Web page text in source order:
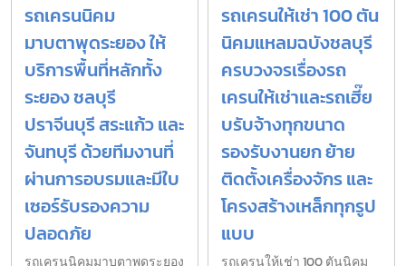
รถเครนนิคม
มาบตาพุดระยอง ให้
บริการพื้นที่หลักทั้ง
ระยอง ชลบุรี
ปราจีนบุรี สระแก้ว และ
จันทบุรี ด้วยทีมงานที่
ผ่านการอบรมและมีใบ
เซอร์รับรองความ
ปลอดภัย
รถเครนนิคมมาบตาพุดระยอง
รถเครนให้เช่า 100 ตัน
นิคมแหลมฉบังชลบุรี
ครบวงจรเรื่องรถ
เครนให้เช่าและรถเฮี๊ย
บรับจ้างทุกขนาด
รองรับงานยก ย้าย
ติดตั้งเครื่องจักร และ
โครงสร้างเหล็กทุกรูป
แบบ
รถเครนให้เช่า 100 ตันนิคม